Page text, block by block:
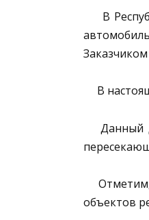
В
В
Данный
Отметим,
объектов